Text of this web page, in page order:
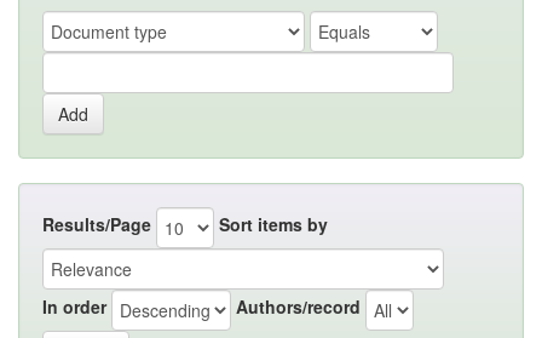
Results/Page Sort items by
In order Authors/record